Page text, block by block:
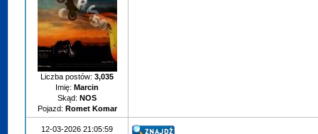
Liczba postów:3,035
Imię: Marcin
Skąd: NOS
Pojazd: Romet Komar
12-03-2026 21:05:59